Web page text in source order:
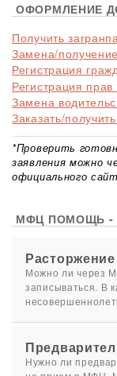
ОФОРМЛЕНИЕ
Получить
Замена/
Регистрация
Регистрация прав
Замена
Заказать/
*Проверить
заявления можно
официального
МФЦ ПОМОЩЬ -
Можно ли через
записываться. В
Нужно ли